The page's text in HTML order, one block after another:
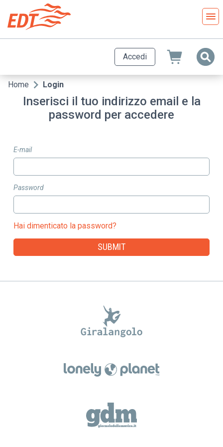
contenuto
principale
Accedi
Briciole
Home Login
Inserisci il tuo indirizzo email e la
password per accedere
E-mail
Password
Hai dimenticato la password?